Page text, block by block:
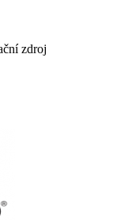
zdroj